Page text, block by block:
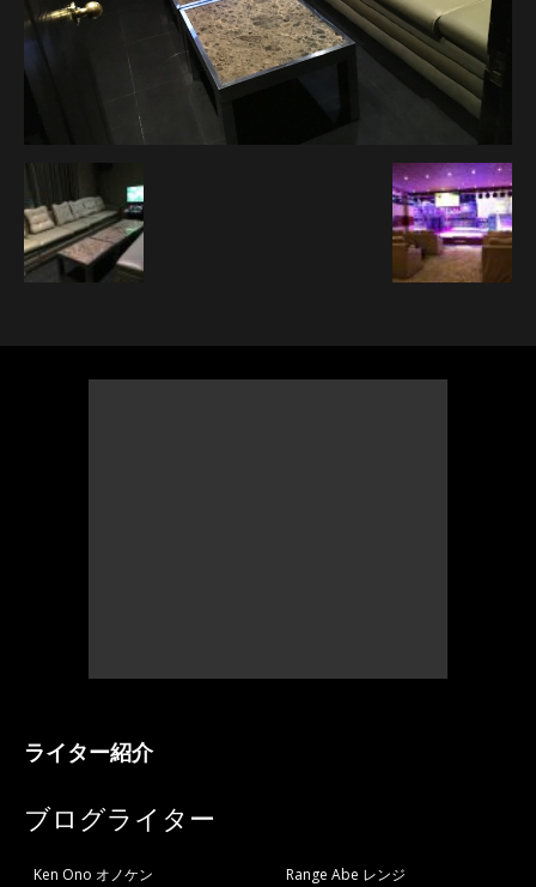
ライター紹介
ブログライター
Ken Ono オノケン Range Abe レンジ